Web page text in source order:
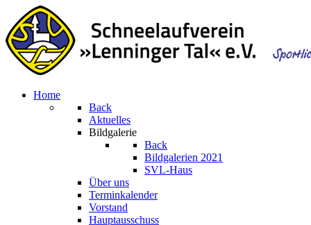
Home
Back
Aktuelles
Bildgalerie
Back
Bildgalerien 2021
SVL-Haus
Über uns
Terminkalender
Vorstand
Hauptausschuss